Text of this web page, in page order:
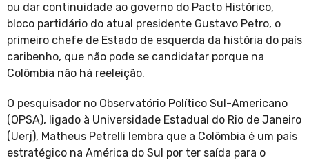
ou dar continuidade ao governo do Pacto Histórico,
bloco partidário do atual presidente Gustavo Petro, o
primeiro chefe de Estado de esquerda da história do país
caribenho, que não pode se candidatar porque na
Colômbia não há reeleição.
O pesquisador no Observatório Político Sul-Americano
(OPSA), ligado à Universidade Estadual do Rio de Janeiro
(Uerj), Matheus Petrelli lembra que a Colômbia é um país
estratégico na América do Sul por ter saída para o